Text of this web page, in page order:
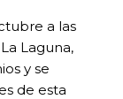
a las
Laguna,
y se
de esta